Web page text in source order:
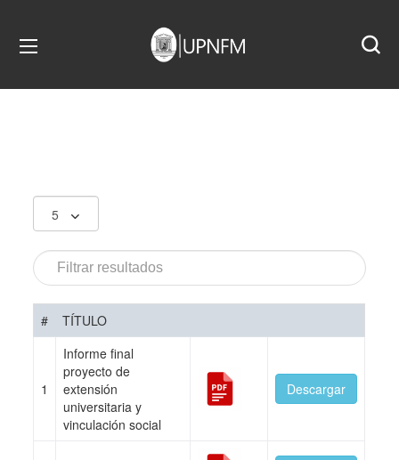
# TÍTULO
1
Informe final
proyecto de
extensión
universitaria y
vinculación social
Descargar